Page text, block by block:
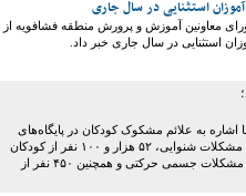
معاونین آموزش و پرورش منطقه فشافویه از
به علائم مشکوک کودکان در پایگاه‌های
سنجش سلامت گفت: تعداد ۱۹ هزار و ۴۰۰ نفر از کودکان مشکوک به مشکلات شنوایی، ۵۲ هزار و ۱۰۰ نفر از کودکان
مشکوک به مشکلات بینایی،‌ دو هزار و ۲۰۰ نفر از کودکان مشکوک به مشکلات جسمی حرکتی و همچنین ۴۵۰ نفر از